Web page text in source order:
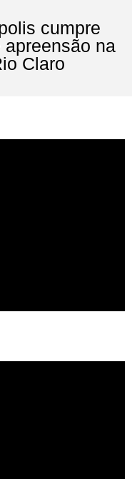
cumpre
na
Claro